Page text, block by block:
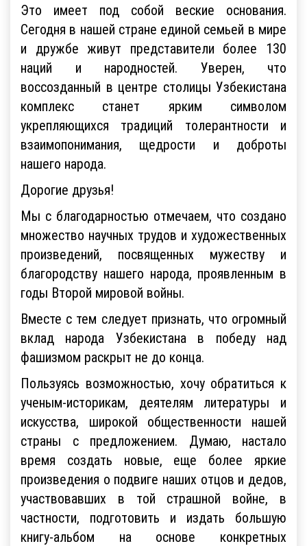
Это имеет под собой веские основания.
Сегодня в нашей стране единой семьей в мире
и дружбе живут представители более 130
наций и народностей. Уверен, что
воссозданный в центре столицы Узбекистана
комплекс станет ярким символом
укрепляющихся традиций толерантности и
взаимопонимания, щедрости и доброты
нашего народа.
Дорогие друзья!
Мы с благодарностью отмечаем, что создано
множество научных трудов и художественных
произведений, посвященных мужеству и
благородству нашего народа, проявленным в
годы Второй мировой войны.
Вместе с тем следует признать, что огромный
вклад народа Узбекистана в победу над
фашизмом раскрыт не до конца.
Пользуясь возможностью, хочу обратиться к
ученым-историкам, деятелям литературы и
искусства, широкой общественности нашей
страны с предложением. Думаю, настало
время создать новые, еще более яркие
произведения о подвиге наших отцов и дедов,
участвовавших в той страшной войне, в
частности, подготовить и издать большую
книгу-альбом на основе конкретных